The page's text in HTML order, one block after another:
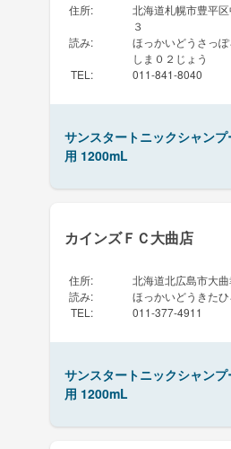
住所:
北海道札幌市豊平
３
読み:
ほっかいどうさっ
しま０２じょう
TEL : 011-841-8040
サンスタートニックシャン
用 1200mL
カインズＦＣ大曲店
住所:
北海道北広島市大曲
読み:
ほっかいどうきた
TEL : 011-377-4911
サンスタートニックシャン
用 1200mL